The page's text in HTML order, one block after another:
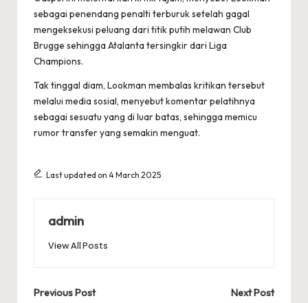
sebagai penendang penalti terburuk setelah gagal
mengeksekusi peluang dari titik putih melawan Club
Brugge sehingga Atalanta tersingkir dari Liga
Champions.
Tak tinggal diam, Lookman membalas kritikan tersebut
melalui media sosial, menyebut komentar pelatihnya
sebagai sesuatu yang di luar batas, sehingga memicu
rumor transfer yang semakin menguat.
Last updated on 4 March 2025
admin
View All Posts
Post
Previous Post Next Post